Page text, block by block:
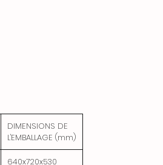
DIMENSIONS DE
L'EMBALLAGE (mm)
640x720x530